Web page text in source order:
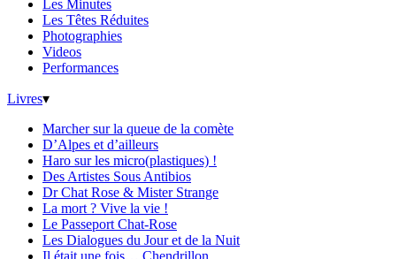
Les Minutes
Les Têtes Réduites
Photographies
Videos
Performances
Livres▾
Marcher sur la queue de la comète
D’Alpes et d’ailleurs
Haro sur les micro(plastiques) !
Des Artistes Sous Antibios
Dr Chat Rose & Mister Strange
La mort ? Vive la vie !
Le Passeport Chat-Rose
Les Dialogues du Jour et de la Nuit
Il était une fois… Chendrillon